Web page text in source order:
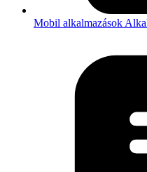
Mobil alkalmazások